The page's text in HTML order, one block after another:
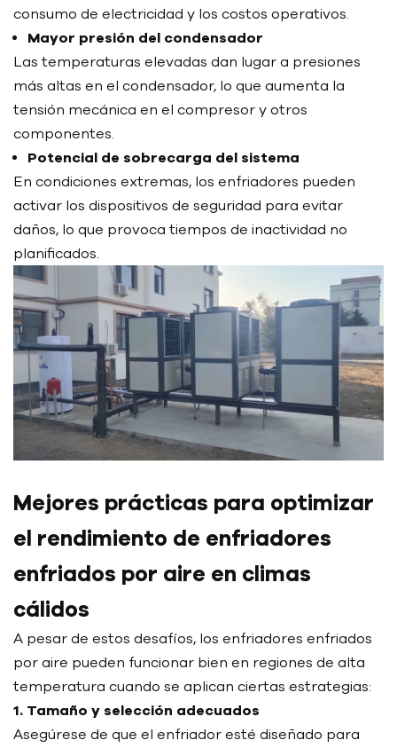
consumo de electricidad y los costos operativos.
Mayor presión del condensador
Las temperaturas elevadas dan lugar a presiones
más altas en el condensador, lo que aumenta la
tensión mecánica en el compresor y otros
componentes.
Potencial de sobrecarga del sistema
En condiciones extremas, los enfriadores pueden
activar los dispositivos de seguridad para evitar
daños, lo que provoca tiempos de inactividad no
planificados.
Mejores prácticas para optimizar
el rendimiento de enfriadores
enfriados por aire en climas
cálidos
A pesar de estos desafíos, los enfriadores enfriados
por aire pueden funcionar bien en regiones de alta
temperatura cuando se aplican ciertas estrategias:
1. Tamaño y selección adecuados
Asegúrese de que el enfriador esté diseñado para